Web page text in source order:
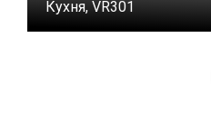
Кухня, VR301